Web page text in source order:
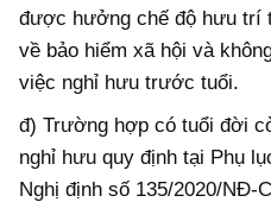
được hưởng chế độ hưu trí
về bảo hiểm xã hội và
việc nghỉ hưu trước tuổi.
đ) Trường hợp có tuổi đời
nghỉ hưu quy định tại Phụ
Nghị định số 135/2020/NĐ-